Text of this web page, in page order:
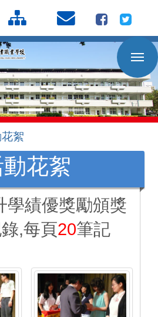
絮
花絮
學績優獎勵頒獎
,每頁20筆記